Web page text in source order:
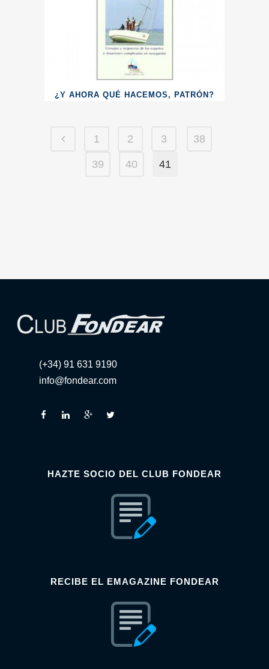
¿Y AHORA QUÉ HACEMOS, PATRÓN?
1 2 3 38
39 40 41
(+34) 91 631 9190
info@fondear.com
HAZTE SOCIO DEL CLUB FONDEAR
RECIBE EL EMAGAZINE FONDEAR